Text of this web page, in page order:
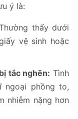
ý là:
thấy dưới
vệ sinh hoặc
tắc nghẽn: Tình
ngoại phồng to,
nhiễm nặng hơn